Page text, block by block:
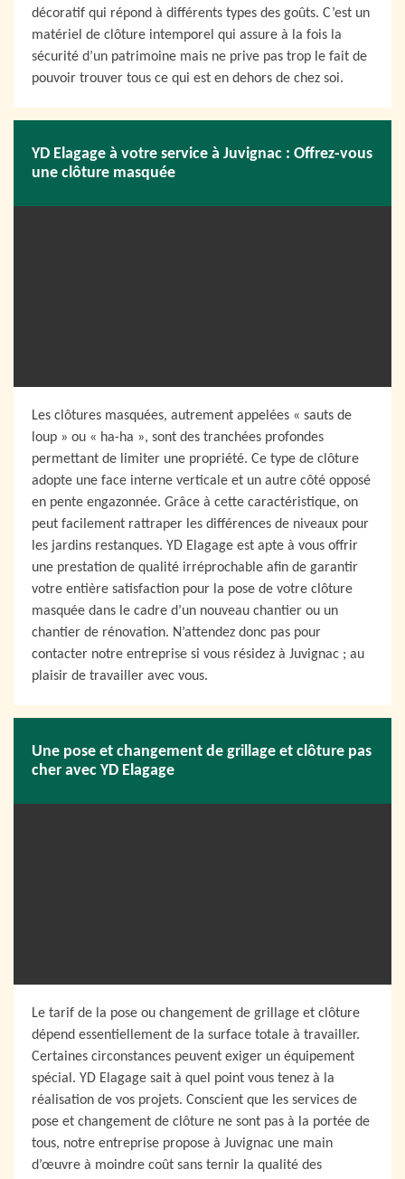
décoratif qui répond à différents types des goûts. C’est un
matériel de clôture intemporel qui assure à la fois la
sécurité d’un patrimoine mais ne prive pas trop le fait de
pouvoir trouver tous ce qui est en dehors de chez soi.
YD Elagage à votre service à Juvignac : Offrez-vous
une clôture masquée
Les clôtures masquées, autrement appelées « sauts de
loup » ou « ha-ha », sont des tranchées profondes
permettant de limiter une propriété. Ce type de clôture
adopte une face interne verticale et un autre côté opposé
en pente engazonnée. Grâce à cette caractéristique, on
peut facilement rattraper les différences de niveaux pour
les jardins restanques. YD Elagage est apte à vous offrir
une prestation de qualité irréprochable afin de garantir
votre entière satisfaction pour la pose de votre clôture
masquée dans le cadre d’un nouveau chantier ou un
chantier de rénovation. N’attendez donc pas pour
contacter notre entreprise si vous résidez à Juvignac ; au
plaisir de travailler avec vous.
Une pose et changement de grillage et clôture pas
cher avec YD Elagage
Le tarif de la pose ou changement de grillage et clôture
dépend essentiellement de la surface totale à travailler.
Certaines circonstances peuvent exiger un équipement
spécial. YD Elagage sait à quel point vous tenez à la
réalisation de vos projets. Conscient que les services de
pose et changement de clôture ne sont pas à la portée de
tous, notre entreprise propose à Juvignac une main
d’œuvre à moindre coût sans ternir la qualité des